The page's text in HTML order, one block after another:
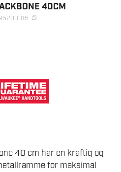
40CM
40 cm har en kraftig og
for maksimal